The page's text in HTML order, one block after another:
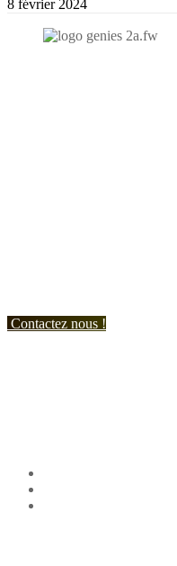
8 février 2024
Contactez nous !